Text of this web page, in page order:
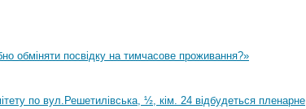
обміняти посвідку на тимчасове проживання?»
по вул.Решетилівська, ½, кім. 24 відбудеться пленарне